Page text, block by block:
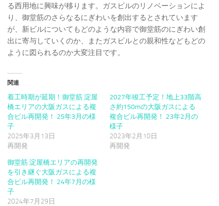
る西用地に興味が移ります。ガスビルのリノベーションによ
り、御堂筋のさらなるにぎわいを創出するとされています
が、新ビルについてもどのような内容で御堂筋のにぎわい創
出に寄与していくのか、またガスビルとの親和性などもどの
ように図られるのか大変注目です。
関連
着工時期が延期！御堂筋 淀屋
橋エリアの大阪ガスによる複
合ビル再開発！ 25年3月の様
子
2025年3月13日
再開発
2027年竣工予定！地上33階高
さ約150mの大阪ガスによる
複合ビル再開発！ 23年2月の
様子
2023年2月10日
再開発
御堂筋 淀屋橋エリアの再開発
を引き継ぐ大阪ガスによる複
合ビル再開発！ 24年7月の様
子
2024年7月29日